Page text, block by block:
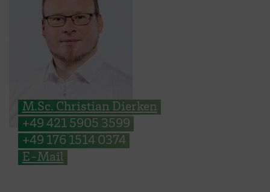
M.Sc. Christian Dierken
+49 421 5905 3599
+49 176 1514 0374
E-Mail